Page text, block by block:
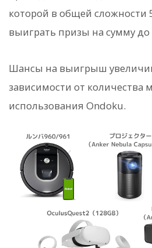
которой в общей сложности
выиграть призы на сумму до
Шансы на выигрыш
зависимости от количества
использования Ondoku.